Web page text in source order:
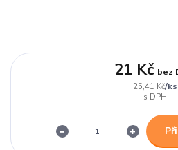
25,41 Kč/ks
21 Kč bez